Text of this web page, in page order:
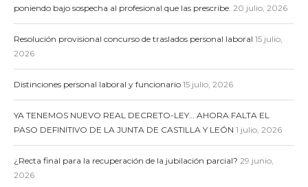
poniendo bajo sospecha al profesional que las prescribe. 20 julio, 2026
Resolución provisional concurso de traslados personal laboral 15 julio,
2026
Distinciones personal laboral y funcionario 15 julio, 2026
YA TENEMOS NUEVO REAL DECRETO-LEY… AHORA FALTA EL
PASO DEFINITIVO DE LA JUNTA DE CASTILLA Y LEÓN 1 julio, 2026
¿Recta final para la recuperación de la jubilación parcial? 29 junio,
2026